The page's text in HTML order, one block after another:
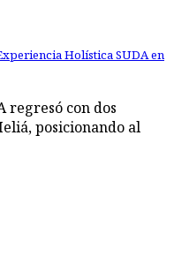
Holística SUDA en
regresó con dos
posicionando al